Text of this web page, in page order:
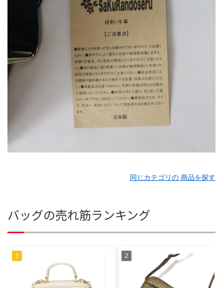
同じカテゴリの 商品を探す
バッグの売れ筋ランキング